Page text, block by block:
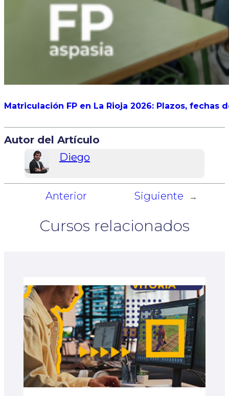
Matriculación FP en La Rioja 2026: Plazos,
Autor del Artículo
Diego
Anterior Siguiente →
Cursos relacionados